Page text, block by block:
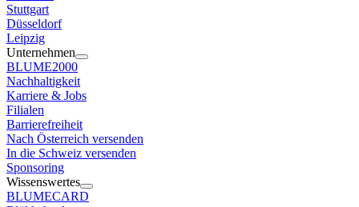
Stuttgart
Düsseldorf
Leipzig
Unternehmen
BLUME2000
Nachhaltigkeit
Karriere & Jobs
Filialen
Barrierefreiheit
Nach Österreich versenden
In die Schweiz versenden
Sponsoring
Wissenswertes
BLUMECARD